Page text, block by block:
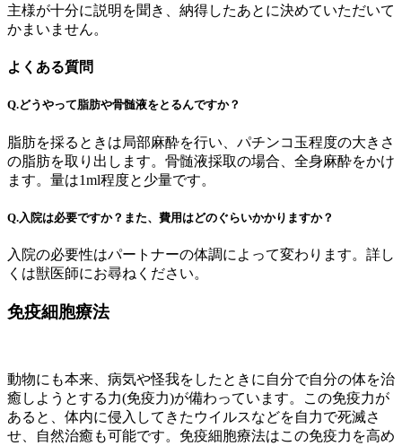
主様が十分に説明を聞き、納得したあとに決めていただいて
かまいません。
よくある質問
Q.どうやって脂肪や骨髄液をとるんですか？
脂肪を採るときは局部麻酔を行い、パチンコ玉程度の大きさ
の脂肪を取り出します。骨髄液採取の場合、全身麻酔をかけ
ます。量は1ml程度と少量です。
Q.入院は必要ですか？また、費用はどのぐらいかかりますか？
入院の必要性はパートナーの体調によって変わります。詳し
くは獣医師にお尋ねください。
免疫細胞療法
動物にも本来、病気や怪我をしたときに自分で自分の体を治
癒しようとする力(免疫力)が備わっています。この免疫力が
あると、体内に侵入してきたウイルスなどを自力で死滅さ
せ、自然治癒も可能です。免疫細胞療法はこの免疫力を高め